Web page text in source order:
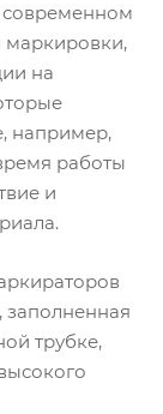
маркировки,
на
например,
работы
и
заполненная
трубке,